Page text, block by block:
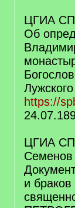
ЦГИА
Об
https://
ЦГИА
и